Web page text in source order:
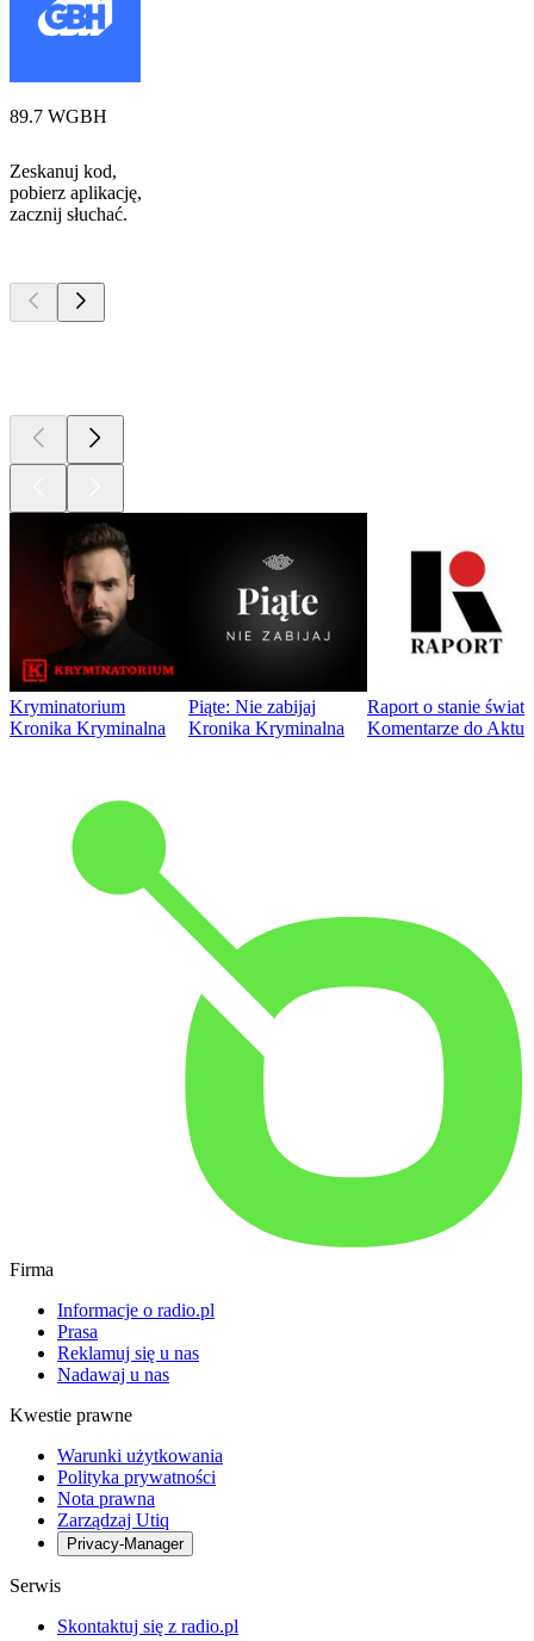
89.7 WGBH
Zeskanuj kod,
pobierz aplikację,
zacznij słuchać.
Kryminatorium
Kronika Kryminalna
Piąte: Nie zabijaj
Kronika Kryminalna
Raport o stanie
Komentarze do
Firma
Informacje o radio.pl
Prasa
Reklamuj się u nas
Nadawaj u nas
Kwestie prawne
Warunki użytkowania
Polityka prywatności
Nota prawna
Zarządzaj Utiq
Privacy-Manager
Serwis
Skontaktuj się z radio.pl